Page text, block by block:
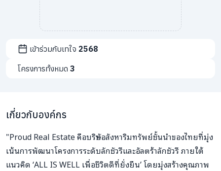
เข้าร่วมกับเทใจ 2568
โครงการทั้งหมด 3
เกี่ยวกับองค์กร
"Proud Real Estate คือบริษัทอสังหาริมทรัพย์ชั้นนำของไทยที่มุ่ง
เน้นการพัฒนาโครงการระดับลักชัวรีและอัลตร้าลักชัวรี ภายใต้
แนวคิด ‘ALL IS WELL เพื่อชีวิตดีที่ยั่งยืน’ โดยมุ่งสร้างคุณภาพ